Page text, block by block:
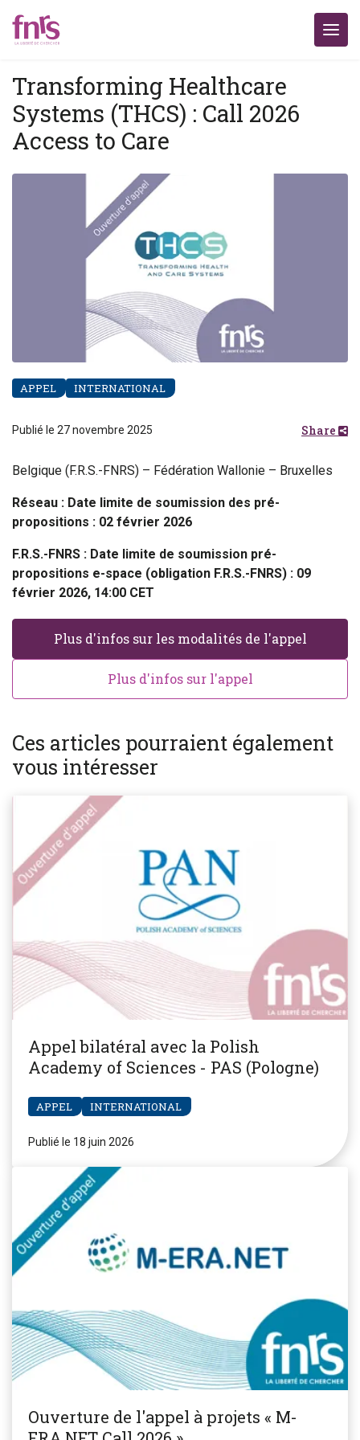
Transforming Healthcare
Systems (THCS) : Call 2026
Access to Care
APPEL INTERNATIONAL
Publié le 27 novembre 2025 Share
Belgique (F.R.S.-FNRS) – Fédération Wallonie – Bruxelles
Réseau : Date limite de soumission des pré-
propositions : 02 février 2026
F.R.S.-FNRS : Date limite de soumission pré-
propositions e-space (obligation F.R.S.-FNRS) : 09
février 2026, 14:00 CET
Plus d'infos sur les modalités de l'appel
Plus d'infos sur l'appel
Ces articles pourraient également
vous intéresser
Appel bilatéral avec la Polish
Academy of Sciences - PAS (Pologne)
APPEL INTERNATIONAL
Publié le 18 juin 2026
Ouverture de l'appel à projets « M-